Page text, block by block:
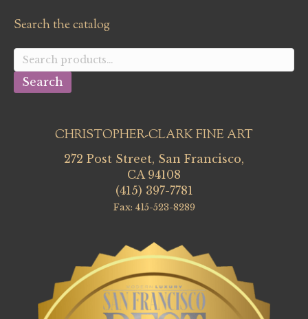
Search the catalog
Search
for:
Search
CHRISTOPHER-CLARK FINE ART
272 Post Street, San Francisco,
CA 94108
(415) 397-7781
Fax: 415-523-8289